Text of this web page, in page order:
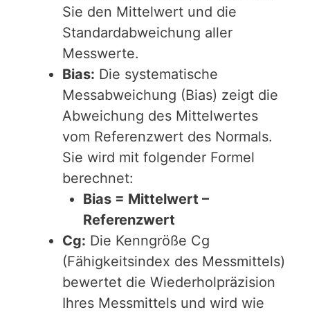
Sie den Mittelwert und die
Standardabweichung aller
Messwerte.
Bias: Die systematische
Messabweichung (Bias) zeigt die
Abweichung des Mittelwertes
vom Referenzwert des Normals.
Sie wird mit folgender Formel
berechnet:
Bias = Mittelwert –
Referenzwert
Cg: Die Kenngröße Cg
(Fähigkeitsindex des Messmittels)
bewertet die Wiederholpräzision
Ihres Messmittels und wird wie